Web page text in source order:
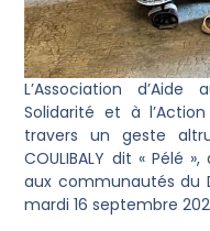
L’Association
Solidarité et à l’Action
travers un geste
COULIBALY dit « Pélé
aux communautés du
mardi 16 septembre